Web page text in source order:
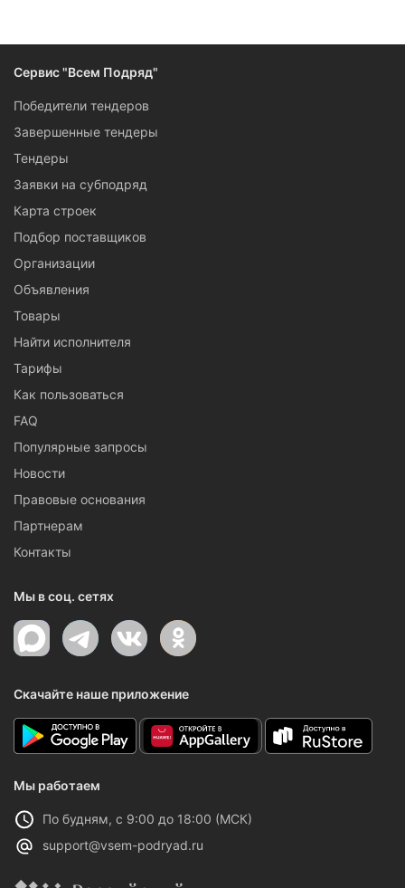
Сервис "Всем Подряд"
Победители тендеров
Завершенные тендеры
Тендеры
Заявки на субподряд
Карта строек
Подбор поставщиков
Организации
Объявления
Товары
Найти исполнителя
Тарифы
Как пользоваться
FAQ
Популярные запросы
Новости
Правовые основания
Партнерам
Контакты
Мы в соц. сетях
Скачайте наше приложение
Мы работаем
По будням, с 9:00 до 18:00 (МСК)
support@vsem-podryad.ru